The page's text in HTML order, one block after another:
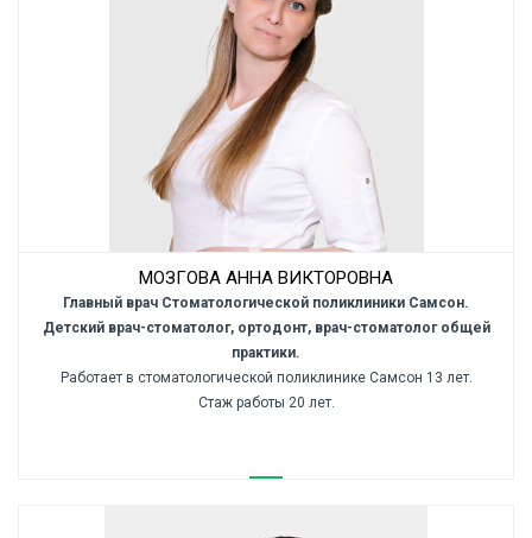
МОЗГОВА АННА ВИКТОРОВНА
Главный врач Стоматологической поликлиники Самсон.
Детский врач-стоматолог, ортодонт, врач-стоматолог общей
практики.
Работает в стоматологической поликлинике Самсон 13 лет.
Стаж работы 20 лет.